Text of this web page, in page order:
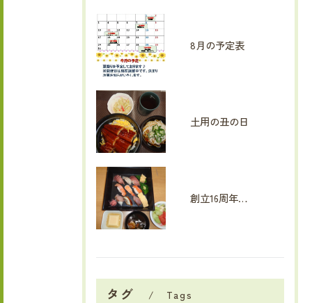
8月の予定表
土用の丑の日
創立16周年イベント
タグ Tags